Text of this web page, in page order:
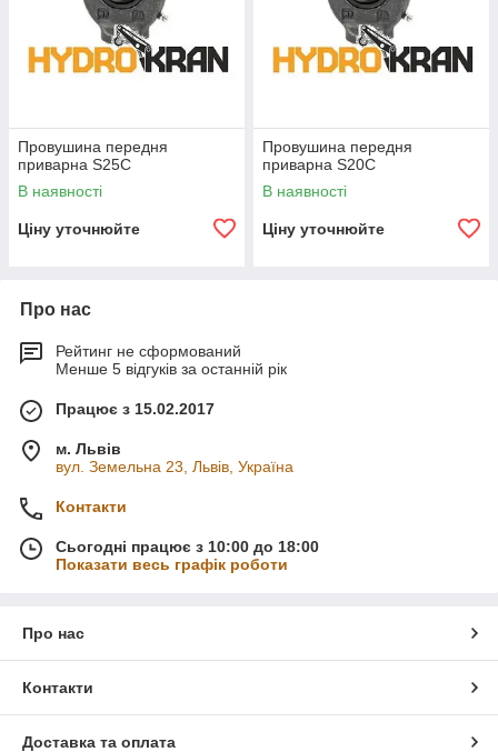
Провушина передня
приварна S25C
В наявності
Ціну уточнюйте
Провушина передня
приварна S20C
В наявності
Ціну уточнюйте
Про нас
Рейтинг не сформований
Менше 5 відгуків за останній рік
Працює з 15.02.2017
м. Львів
вул. Земельна 23, Львів, Україна
Контакти
Сьогодні працює з 10:00 до 18:00
Показати весь графік роботи
Про нас
Контакти
Доставка та оплата